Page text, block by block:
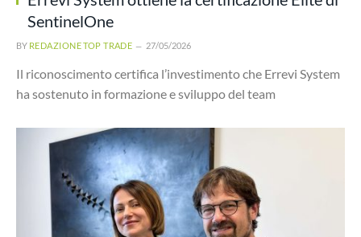
SentinelOne
BY REDAZIONE TOP TRADE 27/05/2026
Il riconoscimento certifica l’investimento che Errevi System
ha sostenuto in formazione e sviluppo del team